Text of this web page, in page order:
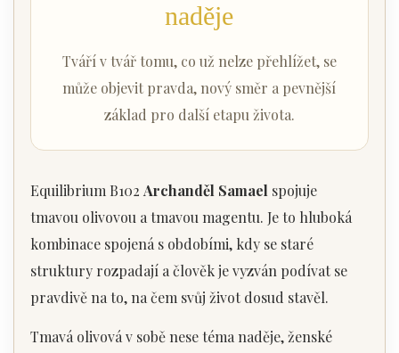
naděje
Tváří v tvář tomu, co už nelze přehlížet, se
může objevit pravda, nový směr a pevnější
základ pro další etapu života.
Equilibrium B102 Archanděl Samael spojuje
tmavou olivovou a tmavou magentu. Je to hluboká
kombinace spojená s obdobími, kdy se staré
struktury rozpadají a člověk je vyzván podívat se
pravdivě na to, na čem svůj život dosud stavěl.
Tmavá olivová v sobě nese téma naděje, ženské